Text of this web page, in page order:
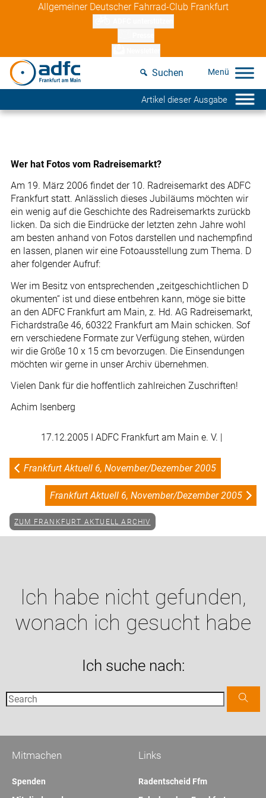
Allgemeiner Deutscher Fahrrad-Club Frankfurt
Suchen
Artikel dieser Ausgabe
Wer hat Fotos vom Radreisemarkt?
Am 19. März 2006 findet der 10. Radreisemarkt des ADFC
Frankfurt statt. Anlässlich dieses Jubiläums möchten wir
ein wenig auf die Geschichte des Radreisemarkts zurückb
licken. Da sich die Eindrücke der letzten zehn Jahre wohl
am besten anhand von Fotos darstellen und nachempfind
en lassen, planen wir eine Fotoausstellung zum Thema. D
aher folgender Aufruf:
Wer im Besitz von entsprechenden „zeitgeschichtlichen D
okumenten“ ist und diese entbehren kann, möge sie bitte
an den ADFC Frankfurt am Main, z. Hd. AG Radreisemarkt,
Fichardstraße 46, 60322 Frankfurt am Main schicken. Sof
ern verschiedene Formate zur Verfügung stehen, würden
wir die Größe 10 x 15 cm bevorzugen. Die Einsendungen
möchten wir gerne in unser Archiv übernehmen.
Vielen Dank für die hoffentlich zahlreichen Zuschriften!
Achim Isenberg
17.12.2005 I ADFC Frankfurt am Main e. V. |
Frankfurt Aktuell 6, November/Dezember 2005
Frankfurt Aktuell 6, November/Dezember 2005
ZUM FRANKFURT AKTUELL ARCHIV
Ich habe nicht gefunden,
wonach ich gesucht habe
Ich suche nach:
Links
Radentscheid Ffm
Mitmachen
Spenden